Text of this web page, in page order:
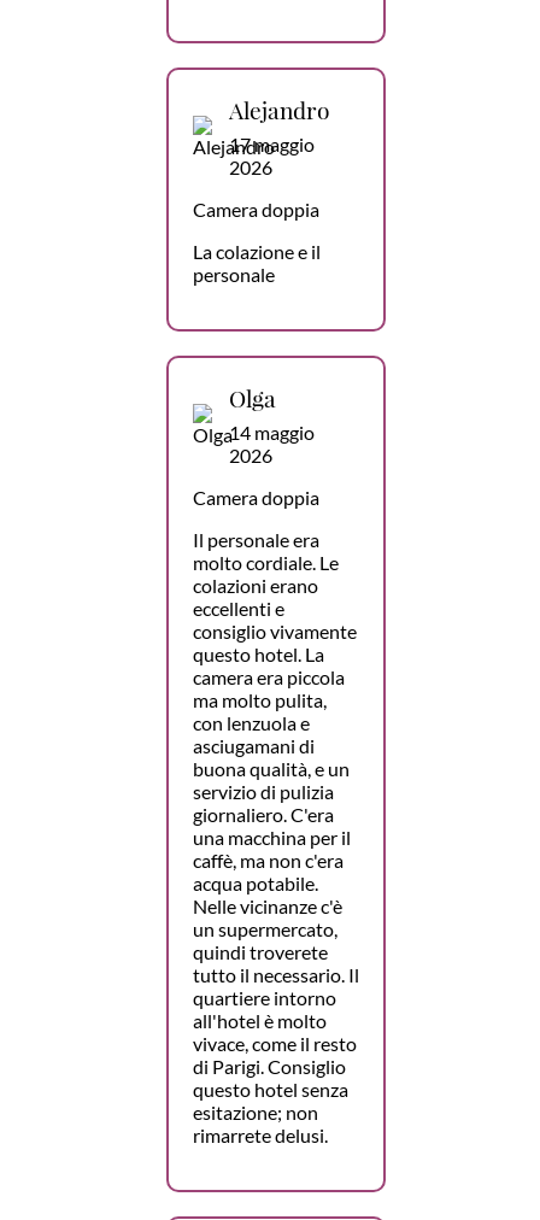
Alejandro
17 maggio
2026
Camera doppia
La colazione e il
personale
Olga
14 maggio
2026
Camera doppia
Il personale era
molto cordiale. Le
colazioni erano
eccellenti e
consiglio vivamente
questo hotel. La
camera era piccola
ma molto pulita,
con lenzuola e
asciugamani di
buona qualità, e un
servizio di pulizia
giornaliero. C'era
una macchina per il
caffè, ma non c'era
acqua potabile.
Nelle vicinanze c'è
un supermercato,
quindi troverete
tutto il necessario. Il
quartiere intorno
all'hotel è molto
vivace, come il resto
di Parigi. Consiglio
questo hotel senza
esitazione; non
rimarrete delusi.